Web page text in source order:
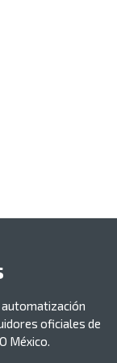
oficiales de
México.